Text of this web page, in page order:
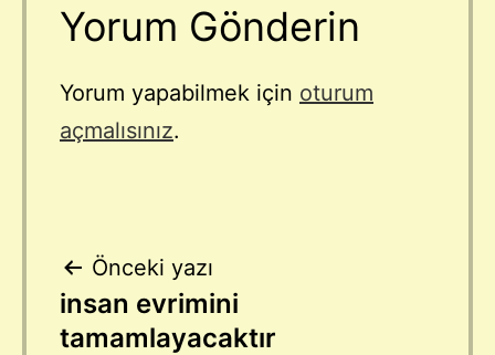
Yorum Gönderin
Yorum yapabilmek için oturum
açmalısınız.
Yazı
gezinmesi
Önceki yazı
insan evrimini
tamamlayacaktır